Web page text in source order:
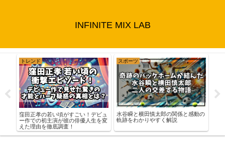
INFINITE MIX LAB
スポーツ
水谷瞬と横田慎太郎の関係と感動の
軌跡をわかりやすく解説
エンタメ
栁俊太郎と綾野剛が似てる？共演作
や二人の深い絆を徹底解説
スポーツ
小山直城